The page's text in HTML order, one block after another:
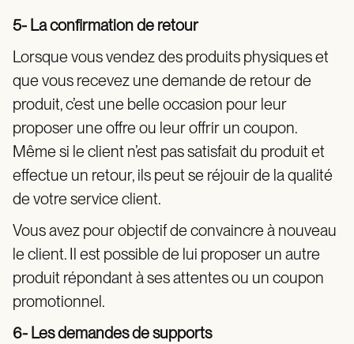
5- La confirmation de retour
Lorsque vous vendez des produits physiques et
que vous recevez une demande de retour de
produit, c’est une belle occasion pour leur
proposer une offre ou leur offrir un coupon.
Même si le client n’est pas satisfait du produit et
effectue un retour, ils peut se réjouir de la qualité
de votre service client.
Vous avez pour objectif de convaincre à nouveau
le client. Il est possible de lui proposer un autre
produit répondant à ses attentes ou un coupon
promotionnel.
6- Les demandes de supports